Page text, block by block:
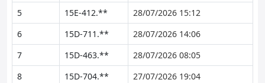
5
15E-412.**
28/07/2026 15:12
6
15D-711.**
28/07/2026 14:06
7
15D-463.**
28/07/2026 08:05
8
15D-704.**
27/07/2026 19:04